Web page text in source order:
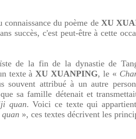
connaissance du poème de XU
succès, c'est peut-être à cette
de la fin de la dynastie de
texte àXU XUANPING, le «
souvent attribué à un autre
sa famille détenait et
quan. Voici ce texte qui
», ces textes décrivent les